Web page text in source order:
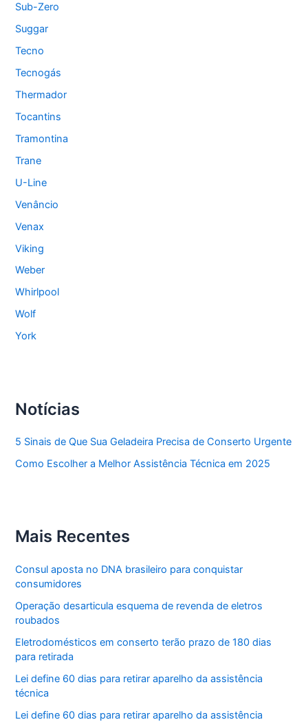
Sub-Zero
Suggar
Tecno
Tecnogás
Thermador
Tocantins
Tramontina
Trane
U-Line
Venâncio
Venax
Viking
Weber
Whirlpool
Wolf
York
Notícias
5 Sinais de Que Sua Geladeira Precisa de Conserto Urgente
Como Escolher a Melhor Assistência Técnica em 2025
Mais Recentes
Consul aposta no DNA brasileiro para conquistar
consumidores
Operação desarticula esquema de revenda de eletros
roubados
Eletrodomésticos em conserto terão prazo de 180 dias
para retirada
Lei define 60 dias para retirar aparelho da assistência
técnica
Lei define 60 dias para retirar aparelho da assistência